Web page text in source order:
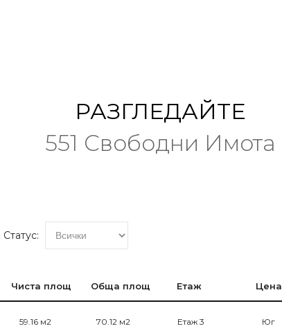
РАЗГЛЕДАЙТЕ
551 Свободни Имота
Статус:
Чиста площ Обща площ Етаж Цена
59.16 м2 70.12 м2 Етаж 3 Юг